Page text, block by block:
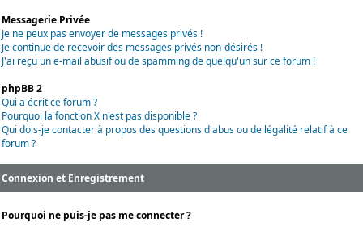
Messagerie Privée
Je ne peux pas envoyer de messages privés !
Je continue de recevoir des messages privés non-désirés !
J'ai reçu un e-mail abusif ou de spamming de quelqu'un sur ce forum !
phpBB 2
Qui a écrit ce forum ?
Pourquoi la fonction X n'est pas disponible ?
Qui dois-je contacter à propos des questions d'abus ou de légalité relatif à ce
forum ?
Connexion et Enregistrement
Pourquoi ne puis-je pas me connecter ?